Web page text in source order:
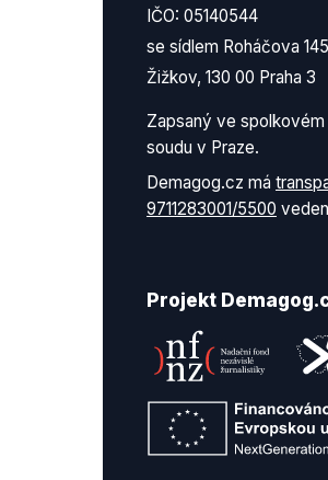
IČO: 05140544
se sídlem Roháčova
Žižkov, 130 00 Praha 3
Zapsaný ve
soudu v Praze.
Demagog.cz má
9711283001/5500
Projekt